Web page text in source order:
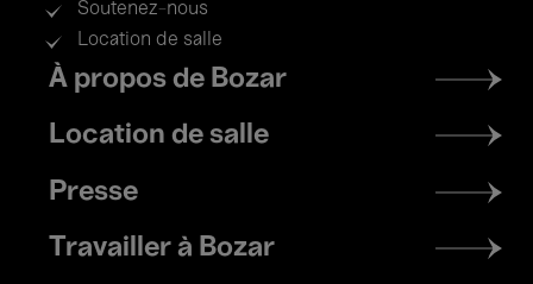
Soutenez-nous
Location de salle
Footer
menu
À propos de Bozar
Location de salle
Presse
Travailler à Bozar